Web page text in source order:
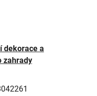
dekorace a
zahrady